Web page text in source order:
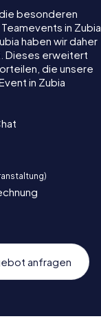
besonderen
in Zubia
haben wir daher
Dieses erweitert
die unsere
in Zubia
anfragen